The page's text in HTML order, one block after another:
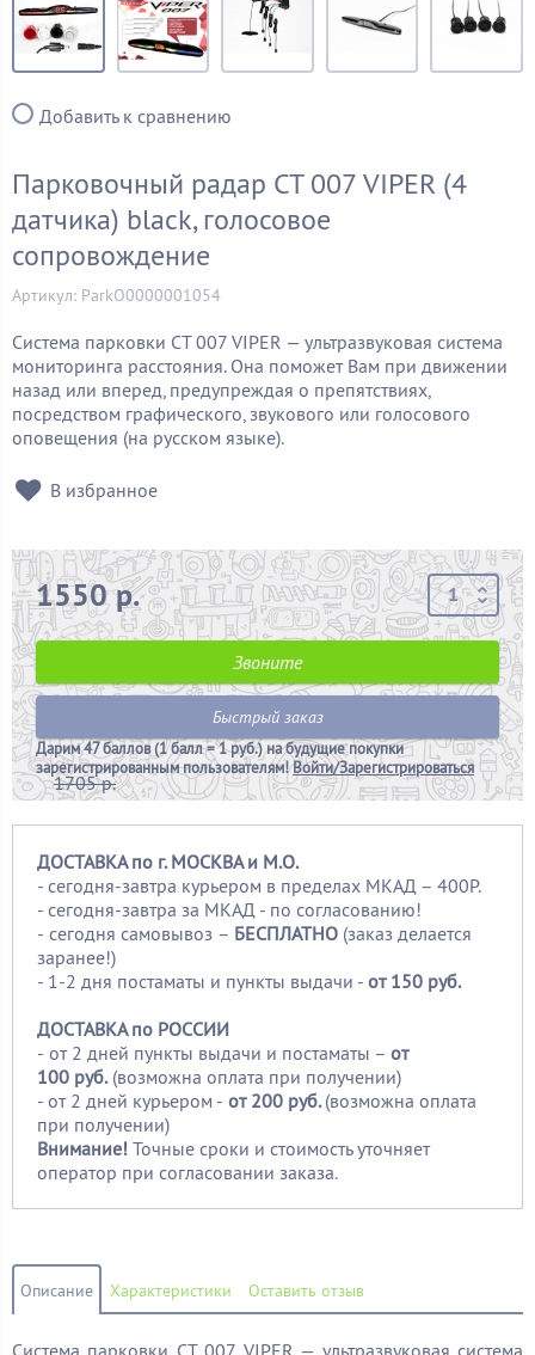
Добавить к сравнению
Парковочный радар СТ 007 VIPER (4
датчика) black, голосовое
сопровождение
Артикул: ParkO0000001054
Система парковки CT 007 VIPER — ультразвуковая система
мониторинга расстояния. Она поможет Вам при движении
назад или вперед, предупреждая о препятствиях,
посредством графического, звукового или голосового
оповещения (на русском языке).
В избранное
1550 р.
1705 р.
Звоните
Быстрый заказ
Дарим47 баллов (1 балл = 1 руб.)на будущие покупки
зарегистрированным пользователям!Войти/Зарегистрироваться
ДОСТАВКА по г. МОСКВА и М.О.
- сегодня-завтра курьером в пределах МКАД – 400Р.
- сегодня-завтра за МКАД - по согласованию!
- сегодня самовывоз – БЕСПЛАТНО (заказ делается
заранее!)
- 1-2 дня постаматы и пункты выдачи - от 150 руб.
ДОСТАВКА по РОССИИ
- от 2 дней пункты выдачи и постаматы – от
100 руб. (возможна оплата при получении)
- от 2 дней курьером - от 200 руб.(возможна оплата
при получении)
Внимание! Точные сроки и стоимость уточняет
оператор при согласовании заказа.
Описание Характеристики Оставить отзыв
Система парковки CT 007 VIPER — ультразвуковая система